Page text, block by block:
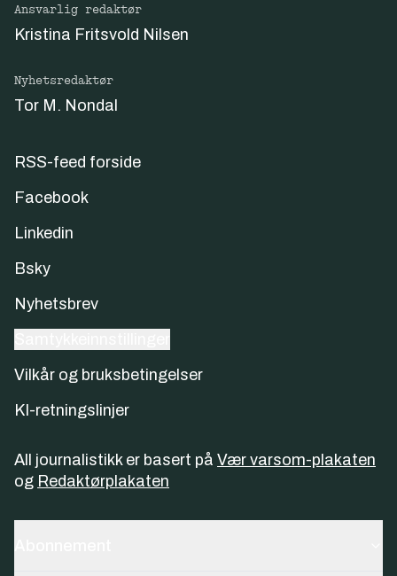
Ansvarlig redaktør
Kristina Fritsvold Nilsen
Nyhetsredaktør
Tor M. Nondal
RSS-feed forside
Facebook
Linkedin
Bsky
Nyhetsbrev
Vilkår og bruksbetingelser
KI-retningslinjer
All journalistikk er basert på Vær varsom-plakaten
og Redaktørplakaten